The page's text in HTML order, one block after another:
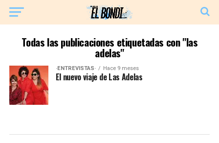
Todas las publicaciones etiquetadas con "las
adelas"
·ENTREVISTAS· Hace 9 meses
El nuevo viaje de Las Adelas